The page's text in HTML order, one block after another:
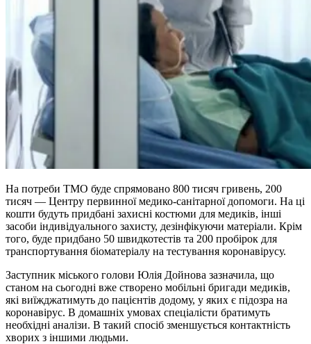
На потреби ТМО буде спрямовано 800 тисяч гривень, 200
тисяч — Центру первинної медико-санітарної допомоги. На ці
кошти будуть придбані захисні костюми для медиків, інші
засоби індивідуального захисту, дезінфікуючи матеріали. Крім
того, буде придбано 50 швидкотестів та 200 пробірок для
транспортування біоматеріалу на тестування коронавірусу.
Заступник міського голови Юлія Дойнова зазначила, що
станом на сьогодні вже створено мобільні бригади медиків,
які виїжджатимуть до пацієнтів додому, у яких є підозра на
коронавірус. В домашніх умовах спеціалісти братимуть
необхідні аналізи. В такий спосіб зменшується контактність
хворих з іншими людьми.